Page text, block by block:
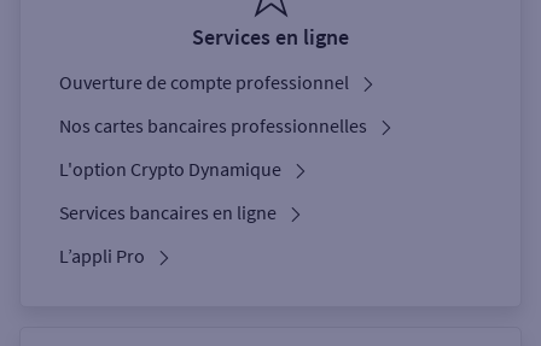
Services en ligne
Ouverture de compte professionnel
Nos cartes bancaires professionnelles
L'option Crypto Dynamique
Services bancaires en ligne
L’appli Pro